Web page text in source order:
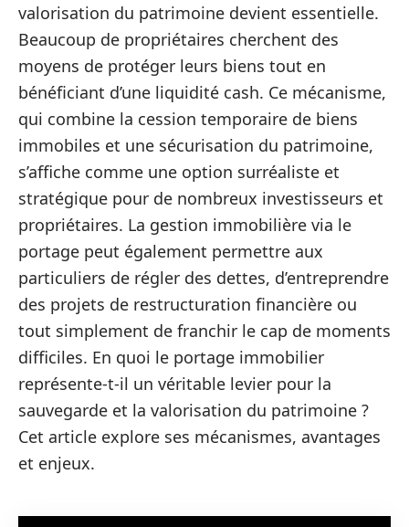
valorisation du patrimoine devient essentielle.
Beaucoup de propriétaires cherchent des
moyens de protéger leurs biens tout en
bénéficiant d’une liquidité cash. Ce mécanisme,
qui combine la cession temporaire de biens
immobiles et une sécurisation du patrimoine,
s’affiche comme une option surréaliste et
stratégique pour de nombreux investisseurs et
propriétaires. La gestion immobilière via le
portage peut également permettre aux
particuliers de régler des dettes, d’entreprendre
des projets de restructuration financière ou
tout simplement de franchir le cap de moments
difficiles. En quoi le portage immobilier
représente-t-il un véritable levier pour la
sauvegarde et la valorisation du patrimoine ?
Cet article explore ses mécanismes, avantages
et enjeux.